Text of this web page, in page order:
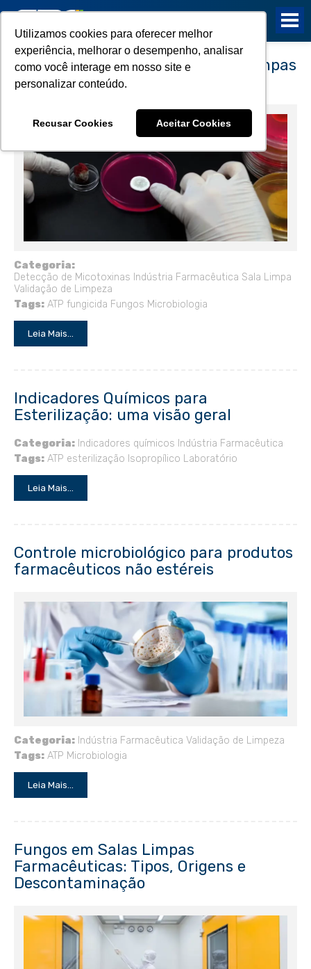
Utilizamos cookies para oferecer melhor
experiência, melhorar o desempenho, analisar
como você interage em nosso site e
personalizar conteúdo.
Recusar Cookies Aceitar Cookies
Contagem de Fungos em Salas Limpas
na Indústria Farmacêutica
Categoria:
Detecção de Micotoxinas Indústria Farmacêutica Sala Limpa
Validação de Limpeza
Tags: ATP fungicida Fungos Microbiologia
Leia Mais...
Indicadores Químicos para
Esterilização: uma visão geral
Categoria: Indicadores químicos Indústria Farmacêutica
Tags: ATP esterilização Isopropílico Laboratório
Leia Mais...
Controle microbiológico para produtos
farmacêuticos não estéreis
Categoria: Indústria Farmacêutica Validação de Limpeza
Tags: ATP Microbiologia
Leia Mais...
Fungos em Salas Limpas
Farmacêuticas: Tipos, Origens e
Descontaminação